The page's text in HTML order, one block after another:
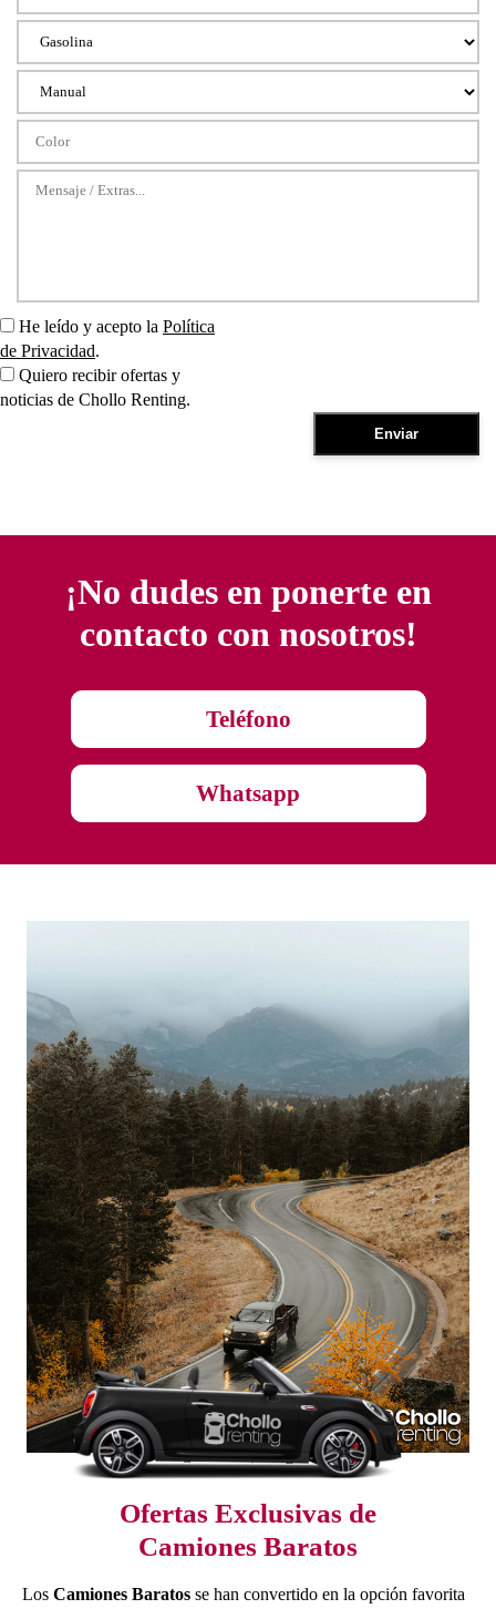
He leído y acepto la Política
de Privacidad.
Quiero recibir ofertas y
noticias de Chollo Renting.
¡No dudes en ponerte en
contacto con nosotros!
Teléfono
Whatsapp
Ofertas Exclusivas de
Camiones Baratos
Los Camiones Baratos se han convertido en la opción favorita